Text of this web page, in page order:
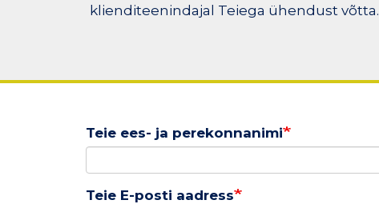
klienditeenindajal Teiega ühendust võtta.
Teie ees- ja perekonnanimi
Teie E-posti aadress